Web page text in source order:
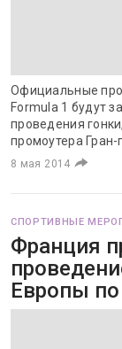
Официальные
Formula 1 будут
проведения
промоутера Гран-
8 мая 2014
СПОРТИВНЫЕ
Франция
Европы